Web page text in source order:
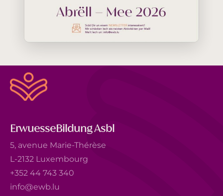
ErwuesseBildung Asbl
5, avenue Marie-Thérèse
L-2132 Luxembourg
+352 44 743 340
info@ewb.lu